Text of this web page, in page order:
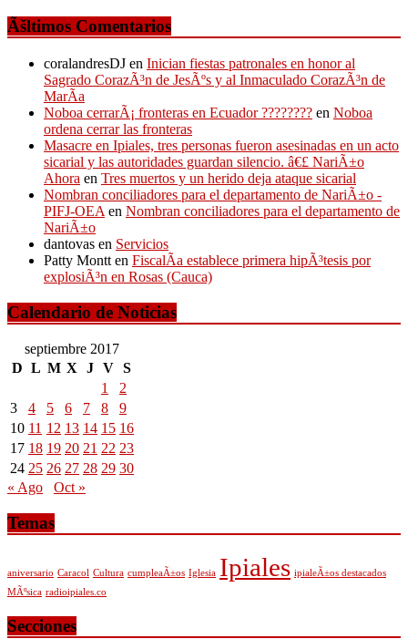
Ãšltimos Comentarios
coralandresDJ en Inician fiestas patronales en honor al
Sagrado CorazÃ³n de JesÃºs y al Inmaculado CorazÃ³n de
MarÃ­a
Noboa cerrarÃ¡ fronteras en Ecuador ???????? en Noboa
ordena cerrar las fronteras
Masacre en Ipiales, tres personas fueron asesinadas en un acto
sicarial y las autoridades guardan silencio. â€£ NariÃ±o
Ahora en Tres muertos y un herido deja ataque sicarial
Nombran conciliadores para el departamento de NariÃ±o -
PIFJ-OEA en Nombran conciliadores para el departamento de
NariÃ±o
dantovas en Servicios
Patty Montt en FiscalÃ­a establece primera hipÃ³tesis por
explosiÃ³n en Rosas (Cauca)
Calendario de Noticias
septiembre 2017
D L M X J V S
1
2
3
4 5 6 7 8
9
10 11 12 13 14 15 16
17 18 19 20 21 22 23
24 25 26 27 28 29 30
« Ago
Oct »
Temas
aniversario Caracol Cultura cumpleaÃ±os Iglesia Ipiales ipialeÃ±os destacados
MÃºsica radioipiales.co
Secciones